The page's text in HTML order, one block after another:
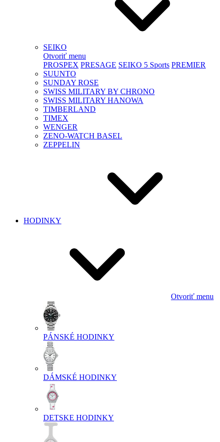
SEIKO
Otvoriť menu
PROSPEX PRESAGE SEIKO 5 Sports PREMIER
SUUNTO
SUNDAY ROSE
SWISS MILITARY BY CHRONO
SWISS MILITARY HANOWA
TIMBERLAND
TIMEX
WENGER
ZENO-WATCH BASEL
ZEPPELIN
HODINKY
Otvoriť menu
PÁNSKÉ HODINKY
DÁMSKÉ HODINKY
DETSKE HODINKY